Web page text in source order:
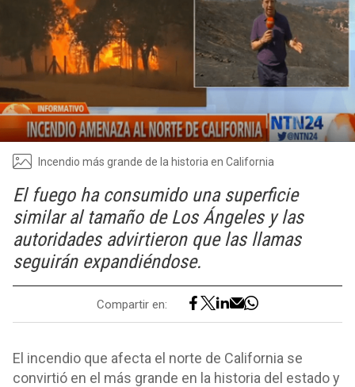
Incendio más grande de la historia en California
El fuego ha consumido una superficie
similar al tamaño de Los Ángeles y las
autoridades advirtieron que las llamas
seguirán expandiéndose.
Compartir en:
El incendio que afecta el norte de California se
convirtió en el más grande en la historia del estado y